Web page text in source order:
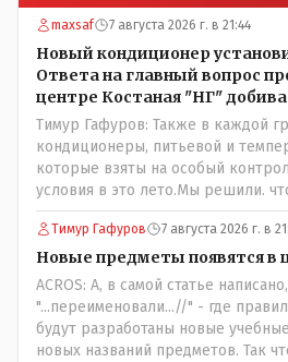
maxsaf 7 августа 2026 г. в 21:44
Новый кондиционер
Ответа на главный вопрос
центре Костаная "НГ"
Тимур Гафуров: Также в каждой
кондиционеры, питьевой и
которые взяты на особый
условия в это лето.Мы решили.
Вы считаете иначе?Ну тут
комментарий прозвучал на
трагедии, то есть 29 июля, когда
воду, и новые кондиционеры, и
температурный режим на
часть - информация до трагедии,
информация после трагедии,
Тимур Гафуров 7 августа 2026 г. в
Новые предметы появятся в
ACROS: А, в самой статье
"...переименовали...//" - где
будут разработаны новые
новых названий предметов. Так